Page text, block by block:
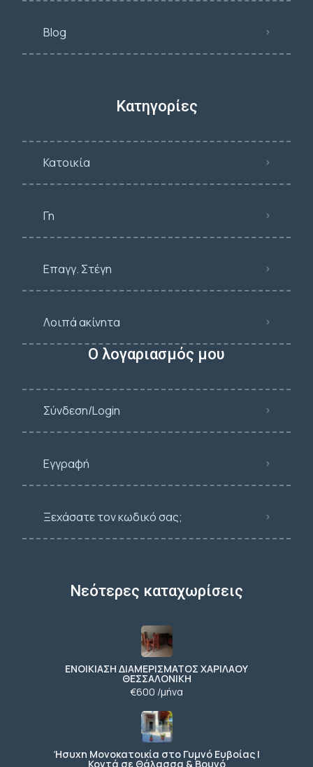
Blog
Κατηγορίες
Κατοικία
Γη
Επαγγ. Στέγη
Λοιπά ακίνητα
Ο λογαριασμός μου
Σύνδεση/Login
Εγγραφή
Ξεχάσατε τον κωδικό σας;
Νεότερες καταχωρίσεις
ΕΝΟΙΚΙΑΣΗ ΔΙΑΜΕΡΙΣΜΑΤΟΣ ΧΑΡΙΛΑΟΥ
ΘΕΣΣΑΛΟΝΙΚΗ
€600 /μήνα
Ήσυχη Μονοκατοικία στο Γυμνό Ευβοίας |
Κοντά σε Θάλασσα & Βουνό